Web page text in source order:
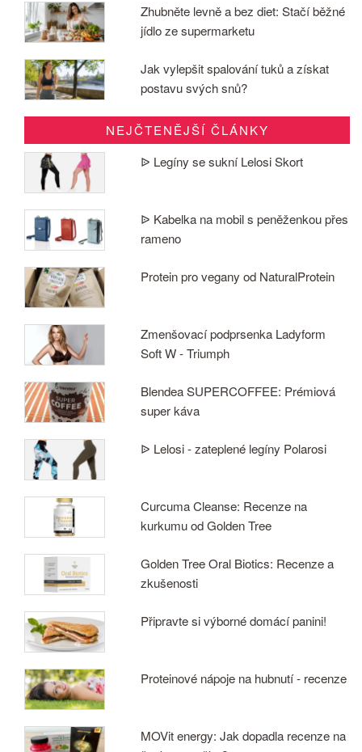
Zhubněte levně a bez diet: Stačí běžné
jídlo ze supermarketu
Jak vylepšit spalování tuků a získat
postavu svých snů?
NEJČTENĚJŠÍ ČLÁNKY
ᐉ Legíny se sukní Lelosi Skort
ᐉ Kabelka na mobil s peněženkou přes
rameno
Protein pro vegany od NaturalProtein
Zmenšovací podprsenka Ladyform
Soft W - Triumph
Blendea SUPERCOFFEE: Prémiová
super káva
ᐉ Lelosi - zateplené legíny Polarosi
Curcuma Cleanse: Recenze na
kurkumu od Golden Tree
Golden Tree Oral Biotics: Recenze a
zkušenosti
Připravte si výborné domácí panini!
Proteinové nápoje na hubnutí - recenze
MOVit energy: Jak dopadla recenze na